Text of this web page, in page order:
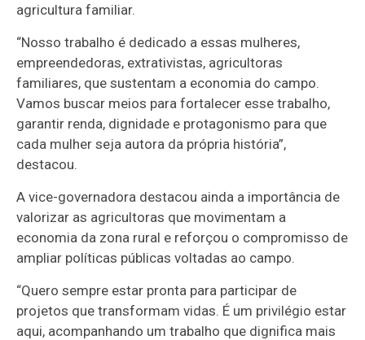
agricultura familiar.
“Nosso trabalho é dedicado a essas mulheres,
empreendedoras, extrativistas, agricultoras
familiares, que sustentam a economia do campo.
Vamos buscar meios para fortalecer esse trabalho,
garantir renda, dignidade e protagonismo para que
cada mulher seja autora da própria história”,
destacou.
A vice-governadora destacou ainda a importância de
valorizar as agricultoras que movimentam a
economia da zona rural e reforçou o compromisso de
ampliar políticas públicas voltadas ao campo.
“Quero sempre estar pronta para participar de
projetos que transformam vidas. É um privilégio estar
aqui, acompanhando um trabalho que dignifica mais